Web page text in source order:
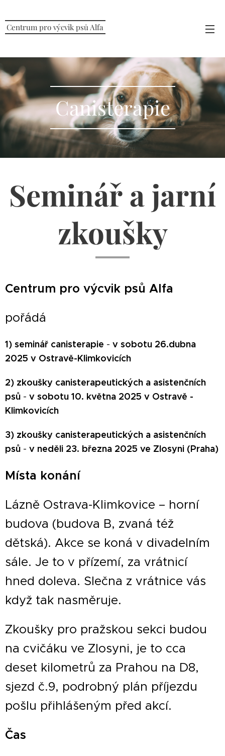
Centrum pro výcvik psů Alfa
Canisterapie
Seminář a jarní
zkoušky
Centrum pro výcvik psů Alfa
pořádá
1) seminář canisterapie - v sobotu 26.dubna
2025 v Ostravě-Klimkovicích
2) zkoušky canisterapeutických a asistenčních
psů - v sobotu 10. května 2025 v Ostravě -
Klimkovicích
3) zkoušky canisterapeutických a asistenčních
psů - v neděli 23. března 2025 ve Zlosyni (Praha)
Místa konání
Lázně Ostrava-Klimkovice – horní
budova (budova B, zvaná též
dětská). Akce se koná v divadelním
sále. Je to v přízemí, za vrátnicí
hned doleva. Slečna z vrátnice vás
když tak nasměruje.
Zkoušky pro pražskou sekci budou
na cvičáku ve Zlosyni, je to cca
deset kilometrů za Prahou na D8,
sjezd č.9, podrobný plán příjezdu
pošlu přihlášeným před akcí.
Čas